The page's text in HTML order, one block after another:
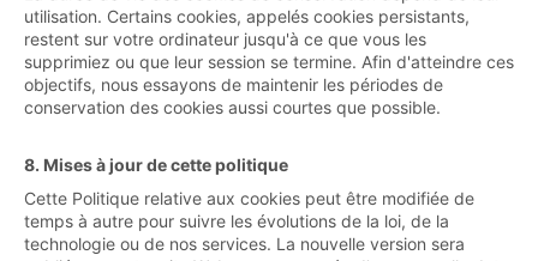
utilisation. Certains cookies, appelés cookies persistants,
restent sur votre ordinateur jusqu'à ce que vous les
supprimiez ou que leur session se termine. Afin d'atteindre ces
objectifs, nous essayons de maintenir les périodes de
conservation des cookies aussi courtes que possible.
8. Mises à jour de cette politique
Cette Politique relative aux cookies peut être modifiée de
temps à autre pour suivre les évolutions de la loi, de la
technologie ou de nos services. La nouvelle version sera